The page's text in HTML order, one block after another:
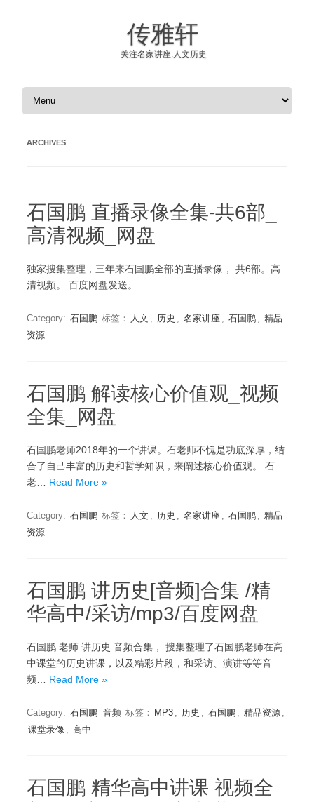
传雅轩
关注名家讲座.人文历史
Skip to content
ARCHIVES
石国鹏 直播录像全集-共6部_
高清视频_网盘
独家搜集整理，三年来石国鹏全部的直播录像， 共6部。高
清视频。 百度网盘发送。
Category: 石国鹏 标签： 人文 , 历史 , 名家讲座 , 石国鹏 , 精品
资源
石国鹏 解读核心价值观_视频
全集_网盘
石国鹏老师2018年的一个讲课。石老师不愧是功底深厚，结
合了自己丰富的历史和哲学知识，来阐述核心价值观。 石
老… Read More »
Category: 石国鹏 标签： 人文 , 历史 , 名家讲座 , 石国鹏 , 精品
资源
石国鹏 讲历史[音频]合集 /精
华高中/采访/mp3/百度网盘
石国鹏 老师 讲历史 音频合集， 搜集整理了石国鹏老师在高
中课堂的历史讲课，以及精彩片段，和采访、演讲等等音
频… Read More »
Category: 石国鹏 音频 标签： MP3 , 历史 , 石国鹏 , 精品资源 ,
课堂录像 , 高中
石国鹏 精华高中讲课 视频全